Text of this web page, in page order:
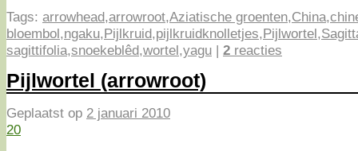
Tags: arrowhead,arrowroot,Aziatische groenten,China,
bloembol,ngaku,Pijlkruid,pijlkruidknolletjes,Pijlwortel,
sagittifolia,snoekeblêd,wortel,yagu | 2 reacties
Pijlwortel (arrowroot)
Geplaatst op 2 januari 2010
20